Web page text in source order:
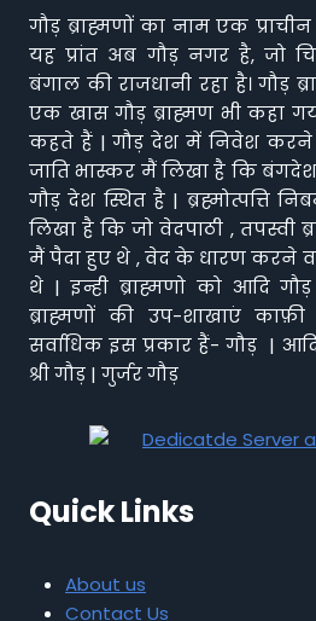
गौड़ ब्राह्मणों का नाम एक
यह प्रांत अब गौड़ नगर है, जो
बंगाल की राजधानी रहा है। गौड़
एक खास गौड़ ब्राह्मण भी कहा
कहते हैं | गौड़ देश में निवेश करने
जाति भास्कर मैं लिखा है कि
गौड़ देश स्थित है | ब्रह्मोत्पत्ति
लिखा है कि जो वेदपाठी , तपस्वी
मैं पैदा हुए थे , वेद के धारण करने
थे | इन्ही ब्राह्मणो को आदि
ब्राह्मणों की उप-शाखाएं
सर्वाधिक इस प्रकार हैं- गौड़ |
श्री गौड़ | गुर्जर गौड़
Quick Links
About us
Contact Us